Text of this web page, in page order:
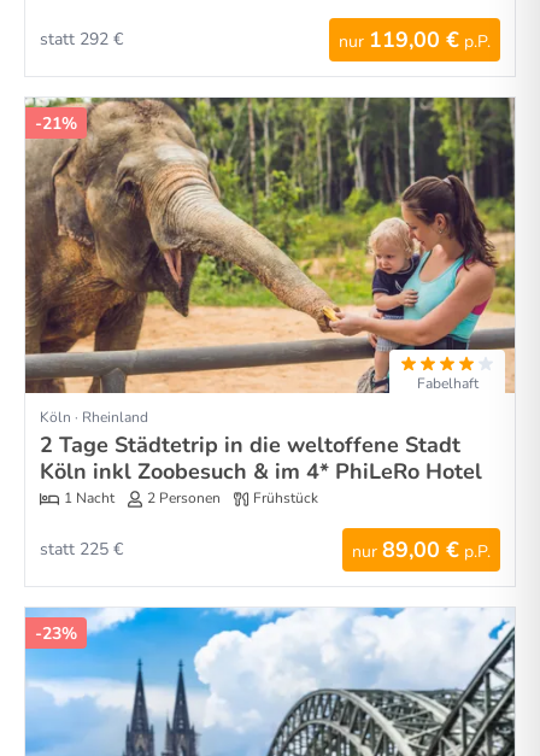
nur 119,00 € p.P.
statt 292 €
-21%
Fabelhaft
Köln · Rheinland
2 Tage Städtetrip in die weltoffene Stadt
Köln inkl Zoobesuch & im 4* PhiLeRo Hotel
1 Nacht 2 Personen Frühstück
nur 89,00 € p.P.
statt 225 €
-23%